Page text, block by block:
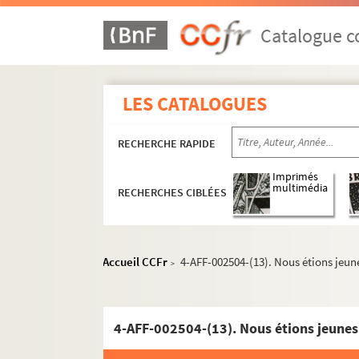
Catalogue
LES CATALOGUES
RECHERCHE RAPIDE
RECHERCHES CIBLÉES
Imprimés
multimédia
Accueil CCFr > 4-AFF-002504-(13). Nous étions
4-AFF-002504-(13). Nous étions
Ève
Le Funambule
L'Hippodrome
Historial de Montmartre
Au Lapin agile
Lavoir moderne parisien
Manufacture des Abbesses
Moulin de la Chanson
Sudden théâtre
Théâtre de l'Atalante